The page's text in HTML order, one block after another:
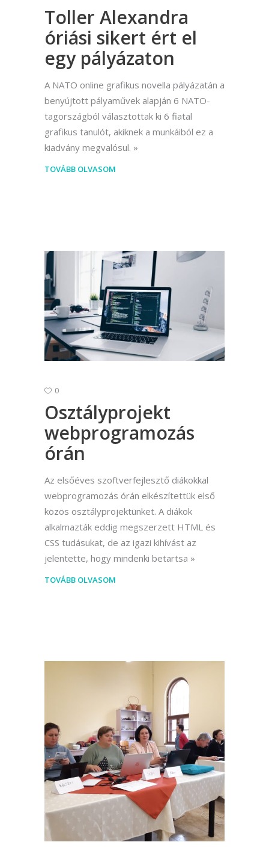
Toller Alexandra
óriási sikert ért el
egy pályázaton
A NATO online grafikus novella pályázatán a
benyújtott pályaművek alapján 6 NATO-
tagországból választottak ki 6 fiatal
grafikus tanulót, akiknek a munkáiból ez a
kiadvány megvalósul.
TOVÁBB OLVASOM
0
Osztályprojekt
webprogramozás
órán
Az elsőéves szoftverfejlesztő diákokkal
webprogramozás órán elkészítettük első
közös osztályprojektünket. A diákok
alkalmazták eddig megszerzett HTML és
CSS tudásukat, de az igazi kihívást az
jelentette, hogy mindenki betartsa
TOVÁBB OLVASOM